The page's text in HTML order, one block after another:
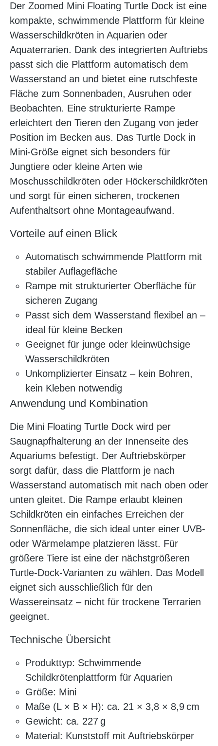
Der Zoomed Mini Floating Turtle Dock ist eine
kompakte, schwimmende Plattform für kleine
Wasserschildkröten in Aquarien oder
Aquaterrarien. Dank des integrierten Auftriebs
passt sich die Plattform automatisch dem
Wasserstand an und bietet eine rutschfeste
Fläche zum Sonnenbaden, Ausruhen oder
Beobachten. Eine strukturierte Rampe
erleichtert den Tieren den Zugang von jeder
Position im Becken aus. Das Turtle Dock in
Mini-Größe eignet sich besonders für
Jungtiere oder kleine Arten wie
Moschusschildkröten oder Höckerschildkröten
und sorgt für einen sicheren, trockenen
Aufenthaltsort ohne Montageaufwand.
Vorteile auf einen Blick
Automatisch schwimmende Plattform mit
stabiler Auflagefläche
Rampe mit strukturierter Oberfläche für
sicheren Zugang
Passt sich dem Wasserstand flexibel an –
ideal für kleine Becken
Geeignet für junge oder kleinwüchsige
Wasserschildkröten
Unkomplizierter Einsatz – kein Bohren,
kein Kleben notwendig
Anwendung und Kombination
Die Mini Floating Turtle Dock wird per
Saugnapfhalterung an der Innenseite des
Aquariums befestigt. Der Auftriebskörper
sorgt dafür, dass die Plattform je nach
Wasserstand automatisch mit nach oben oder
unten gleitet. Die Rampe erlaubt kleinen
Schildkröten ein einfaches Erreichen der
Sonnenfläche, die sich ideal unter einer UVB-
oder Wärmelampe platzieren lässt. Für
größere Tiere ist eine der nächstgrößeren
Turtle-Dock-Varianten zu wählen. Das Modell
eignet sich ausschließlich für den
Wassereinsatz – nicht für trockene Terrarien
geeignet.
Technische Übersicht
Produkttyp: Schwimmende
Schildkrötenplattform für Aquarien
Größe: Mini
Maße (L × B × H): ca. 21 × 3,8 × 8,9 cm
Gewicht: ca. 227 g
Material: Kunststoff mit Auftriebskörper